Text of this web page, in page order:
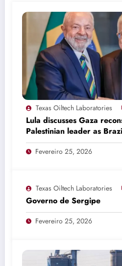
Texas Oiltech Laboratories
Lula discusses Gaza
Palestinian leader as
invitation
Fevereiro 25, 2026
Texas Oiltech Laboratories
Governo de Sergipe
Fevereiro 25, 2026